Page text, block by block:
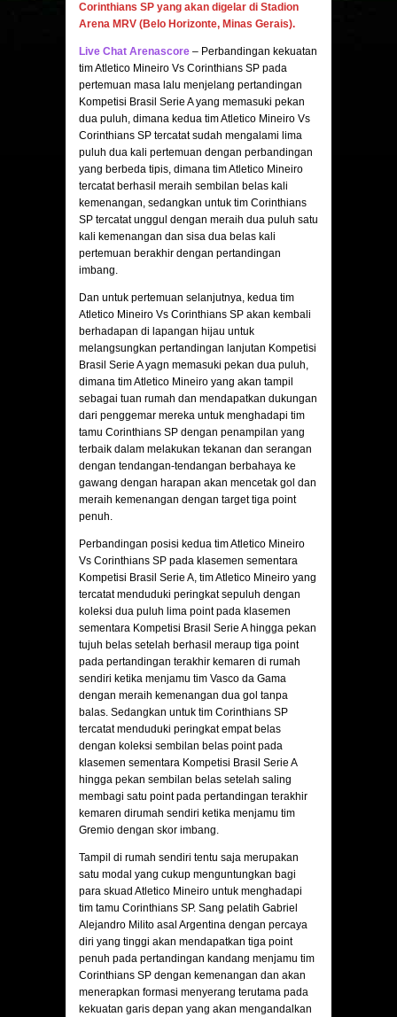
Corinthians SP yang akan digelar di Stadion
Arena MRV (Belo Horizonte, Minas Gerais).
Live Chat Arenascore – Perbandingan kekuatan
tim Atletico Mineiro Vs Corinthians SP pada
pertemuan masa lalu menjelang pertandingan
Kompetisi Brasil Serie A yang memasuki pekan
dua puluh, dimana kedua tim Atletico Mineiro Vs
Corinthians SP tercatat sudah mengalami lima
puluh dua kali pertemuan dengan perbandingan
yang berbeda tipis, dimana tim Atletico Mineiro
tercatat berhasil meraih sembilan belas kali
kemenangan, sedangkan untuk tim Corinthians
SP tercatat unggul dengan meraih dua puluh satu
kali kemenangan dan sisa dua belas kali
pertemuan berakhir dengan pertandingan
imbang.
Dan untuk pertemuan selanjutnya, kedua tim
Atletico Mineiro Vs Corinthians SP akan kembali
berhadapan di lapangan hijau untuk
melangsungkan pertandingan lanjutan Kompetisi
Brasil Serie A yagn memasuki pekan dua puluh,
dimana tim Atletico Mineiro yang akan tampil
sebagai tuan rumah dan mendapatkan dukungan
dari penggemar mereka untuk menghadapi tim
tamu Corinthians SP dengan penampilan yang
terbaik dalam melakukan tekanan dan serangan
dengan tendangan-tendangan berbahaya ke
gawang dengan harapan akan mencetak gol dan
meraih kemenangan dengan target tiga point
penuh.
Perbandingan posisi kedua tim Atletico Mineiro
Vs Corinthians SP pada klasemen sementara
Kompetisi Brasil Serie A, tim Atletico Mineiro yang
tercatat menduduki peringkat sepuluh dengan
koleksi dua puluh lima point pada klasemen
sementara Kompetisi Brasil Serie A hingga pekan
tujuh belas setelah berhasil meraup tiga point
pada pertandingan terakhir kemaren di rumah
sendiri ketika menjamu tim Vasco da Gama
dengan meraih kemenangan dua gol tanpa
balas. Sedangkan untuk tim Corinthians SP
tercatat menduduki peringkat empat belas
dengan koleksi sembilan belas point pada
klasemen sementara Kompetisi Brasil Serie A
hingga pekan sembilan belas setelah saling
membagi satu point pada pertandingan terakhir
kemaren dirumah sendiri ketika menjamu tim
Gremio dengan skor imbang.
Tampil di rumah sendiri tentu saja merupakan
satu modal yang cukup menguntungkan bagi
para skuad Atletico Mineiro untuk menghadapi
tim tamu Corinthians SP. Sang pelatih Gabriel
Alejandro Milito asal Argentina dengan percaya
diri yang tinggi akan mendapatkan tiga point
penuh pada pertandingan kandang menjamu tim
Corinthians SP dengan kemenangan dan akan
menerapkan formasi menyerang terutama pada
kekuatan garis depan yang akan mengandalkan